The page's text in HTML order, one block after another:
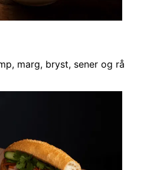
marg, bryst, sener og rå